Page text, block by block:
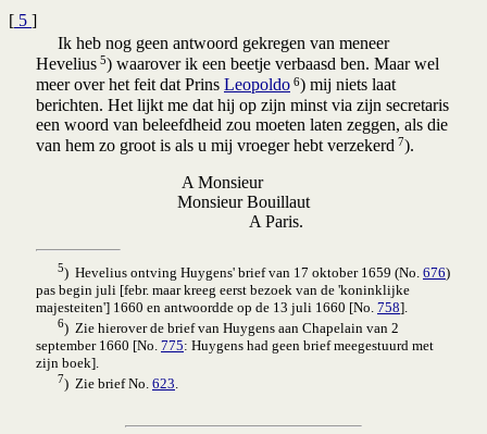
[ 5 ]
Ik heb nog geen antwoord gekregen van meneer
Hevelius 5) waarover ik een beetje verbaasd ben. Maar wel
meer over het feit dat Prins Leopoldo 6) mij niets laat
berichten. Het lijkt me dat hij op zijn minst via zijn secretaris
een woord van beleefdheid zou moeten laten zeggen, als die
van hem zo groot is als u mij vroeger hebt verzekerd 7).
A Monsieur
Monsieur Bouillaut
A Paris.
5) Hevelius ontving Huygens' brief van 17 oktober 1659 (No. 676)
pas begin juli [febr. maar kreeg eerst bezoek van de 'koninklijke
majesteiten'] 1660 en antwoordde op de 13 juli 1660 [No. 758].
6) Zie hierover de brief van Huygens aan Chapelain van 2
september 1660 [No. 775: Huygens had geen brief meegestuurd met
zijn boek].
7) Zie brief No. 623.